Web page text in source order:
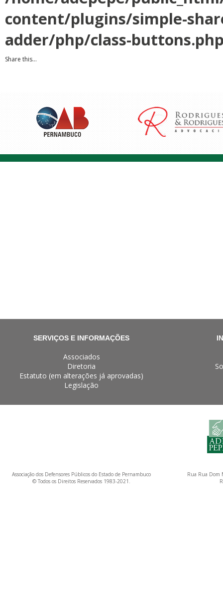
content/plugins/simple-
adder/php/class-
Share this...
SERVIÇOS E INFORMAÇÕES
Associados
Diretoria
Estatuto (em alterações já aprovadas)
Legislação
Associação dos Defensores Públicos do Estado de Pernambuco
© Todos os Direitos Reservados 1983-2021.
Rua Rua Dom